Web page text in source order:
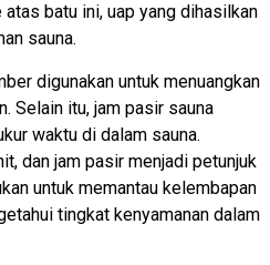
batu ini, uap yang dihasilkan
sauna.
digunakan untuk menuangkan
Selain itu, jam pasir sauna
waktu di dalam sauna.
dan jam pasir menjadi petunjuk
untuk memantau kelembapan
tingkat kenyamanan dalam